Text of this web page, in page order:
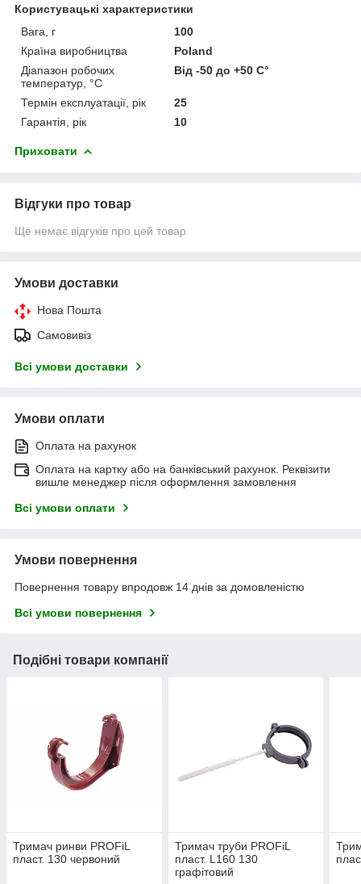
Користувацькі характеристики
Вага, г
100
Країна виробництва
Poland
Діапазон робочих
температур, °С
Від -50 до +50 С°
Термін експлуатації, рік
25
Гарантія, рік
10
Приховати
Відгуки про товар
Ще немає відгуків про цей товар
Умови доставки
Нова Пошта
Самовивіз
Всі умови доставки
Умови оплати
Оплата на рахунок
Оплата на картку або на банківський рахунок. Реквізити
вишле менеджер після оформлення замовлення
Всі умови оплати
Умови повернення
Повернення товару впродовж 14 днів за домовленістю
Всі умови повернення
Подібні товари компанії
Тримач ринви PROFiL
пласт. 130 червоний
Тримач труби PROFiL
пласт. L160 130
графітовий